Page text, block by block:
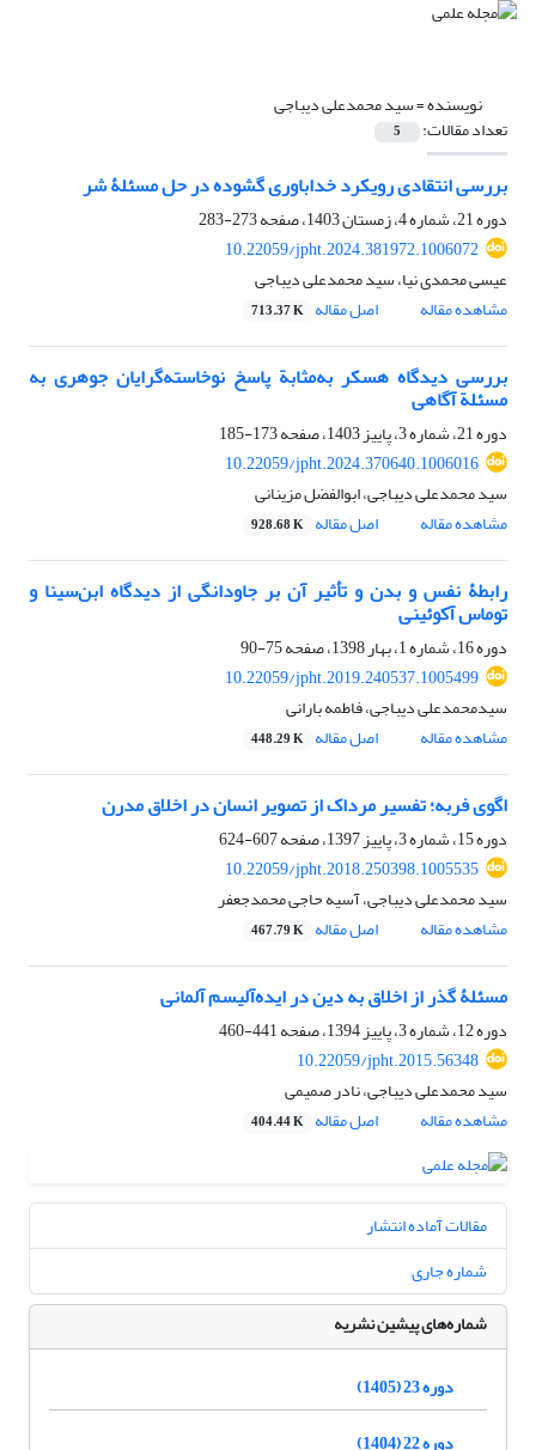
نویسنده =سید محمدعلی دیباجی
تعداد مقالات: 5
بررسی انتقادی رویکرد خداباوری گشوده در حل مسئلۀ شر
دوره 21، شماره 4، زمستان 1403، صفحه
273-283
10.22059/jpht.2024.381972.1006072
عیسی محمدی نیا، سید محمدعلی دیباجی
مشاهده مقاله
اصل مقاله 713.37 K
بررسی دیدگاه هسکر به‌مثابة پاسخ نوخاسته‌گرایان جوهری به
مسئلة آگاهی
دوره 21، شماره 3، پاییز 1403، صفحه
173-185
10.22059/jpht.2024.370640.1006016
سید محمدعلی دیباجی، ابوالفضل مزینانی
مشاهده مقاله
اصل مقاله 928.68 K
رابطۀ نفس و بدن و تأثیر آن بر جاودانگی از دیدگاه ابن‌سینا و
توماس آکوئینی
دوره 16، شماره 1، بهار 1398، صفحه
75-90
10.22059/jpht.2019.240537.1005499
سیدمحمدعلی دیباجی، فاطمه بارانی
مشاهده مقاله
اصل مقاله 448.29 K
اگوی فربه؛ تفسیر مرداک از تصویر انسان در اخلاق مدرن
دوره 15، شماره 3، پاییز 1397، صفحه
607-624
10.22059/jpht.2018.250398.1005535
سید محمدعلی دیباجی، آسیه حاجی محمدجعفر
مشاهده مقاله
اصل مقاله 467.79 K
مسئلۀ گذر از اخلاق به دین در ایده‌آلیسم آلمانی
دوره 12، شماره 3، پاییز 1394، صفحه
441-460
10.22059/jpht.2015.56348
سید محمدعلی دیباجی، نادر صمیمی
مشاهده مقاله
اصل مقاله 404.44 K
مقالات آماده انتشار
شماره جاری
شماره‌های پیشین نشریه
دوره 23 (1405)
دوره 22 (1404)